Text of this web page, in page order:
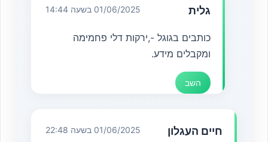
גלית 01/06/2025 בשעה 14:44
כותבים בגוגל -,ירקות דלי פחמימה
ומקבלים מידע.
השב
חיים העגלון 01/06/2025 בשעה 22:48